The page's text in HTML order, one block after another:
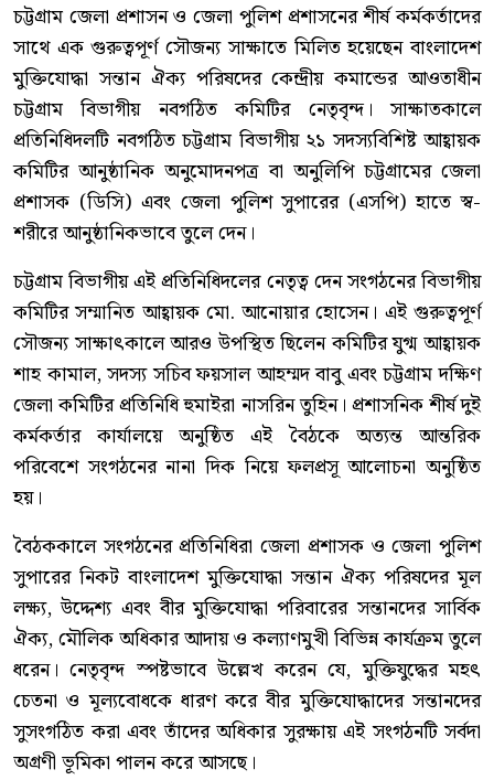
চট্টগ্রাম জেলা প্রশাসন ও জেলা পুলিশ প্রশাসনের শীর্ষ কর্মকর্তাদের
সাথে এক গুরুত্বপূর্ণ সৌজন্য সাক্ষাতে মিলিত হয়েছেন বাংলাদেশ
মুক্তিযোদ্ধা সন্তান ঐক্য পরিষদের কেন্দ্রীয় কমান্ডের আওতাধীন
চট্টগ্রাম বিভাগীয় নবগঠিত কমিটির নেতৃবৃন্দ। সাক্ষাতকালে
প্রতিনিধিদলটি নবগঠিত চট্টগ্রাম বিভাগীয় ২১ সদস্যবিশিষ্ট আহ্বায়ক
কমিটির আনুষ্ঠানিক অনুমোদনপত্র বা অনুলিপি চট্টগ্রামের জেলা
প্রশাসক (ডিসি) এবং জেলা পুলিশ সুপারের (এসপি) হাতে স্ব-
শরীরে আনুষ্ঠানিকভাবে তুলে দেন।
চট্টগ্রাম বিভাগীয় এই প্রতিনিধিদলের নেতৃত্ব দেন সংগঠনের বিভাগীয়
কমিটির সম্মানিত আহ্বায়ক মো. আনোয়ার হোসেন। এই গুরুত্বপূর্ণ
সৌজন্য সাক্ষাৎকালে আরও উপস্থিত ছিলেন কমিটির যুগ্ম আহ্বায়ক
শাহ কামাল, সদস্য সচিব ফয়সাল আহম্মদ বাবু এবং চট্টগ্রাম দক্ষিণ
জেলা কমিটির প্রতিনিধি হুমাইরা নাসরিন তুহিন। প্রশাসনিক শীর্ষ দুই
কর্মকর্তার কার্যালয়ে অনুষ্ঠিত এই বৈঠকে অত্যন্ত আন্তরিক
পরিবেশে সংগঠনের নানা দিক নিয়ে ফলপ্রসূ আলোচনা অনুষ্ঠিত
হয়।
বৈঠককালে সংগঠনের প্রতিনিধিরা জেলা প্রশাসক ও জেলা পুলিশ
সুপারের নিকট বাংলাদেশ মুক্তিযোদ্ধা সন্তান ঐক্য পরিষদের মূল
লক্ষ্য, উদ্দেশ্য এবং বীর মুক্তিযোদ্ধা পরিবারের সন্তানদের সার্বিক
ঐক্য, মৌলিক অধিকার আদায় ও কল্যাণমুখী বিভিন্ন কার্যক্রম তুলে
ধরেন। নেতৃবৃন্দ স্পষ্টভাবে উল্লেখ করেন যে, মুক্তিযুদ্ধের মহৎ
চেতনা ও মূল্যবোধকে ধারণ করে বীর মুক্তিযোদ্ধাদের সন্তানদের
সুসংগঠিত করা এবং তাঁদের অধিকার সুরক্ষায় এই সংগঠনটি সর্বদা
অগ্রণী ভূমিকা পালন করে আসছে।